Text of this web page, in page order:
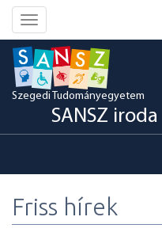
Toggle
navigation
Szegedi Tudományegyetem
SANSZ iroda
Friss hírek